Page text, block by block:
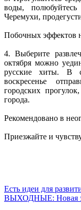
воды,
Черемухи,
Побочных эффектов
4. Выберите
октября можно
русские хиты. В
воскресенье
городских
города.
Рекомендовано в
Приезжайте и
Есть идеи для
ВЫХОДНЫЕ: Новая